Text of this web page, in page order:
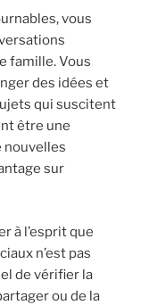
vous
famille. Vous
des idées et
qui suscitent
être une
nouvelles
sur
à l’esprit que
n’est pas
de vérifier la
ou de la